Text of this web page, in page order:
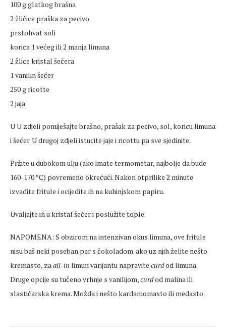
100 g glatkog brašna
2 žličice praška za pecivo
prstohvat soli
korica 1 većeg ili 2 manja limuna
2 žlice kristal šećera
1 vanilin šećer
250 g ricotte
2 jaja
U U zdjeli pomiješajte brašno, prašak za pecivo, sol, koricu limuna
i šećer. U drugoj zdjeli istucite jaje i ricottu pa sve sjedinite.
Pržite u dubokom ulju (ako imate termometar, najbolje da bude
160-170 °C) povremeno okrećući. Nakon otprilike 2 minute
izvadite fritule i ocijedite ih na kuhinjskom papiru.
Uvaljajte ih u kristal šećer i poslužite tople.
NAPOMENA: S obzirom na intenzivan okus limuna, ove fritule
nisu baš neki poseban par s čokoladom. ako uz njih želite nešto
kremasto, zaall-in limun varijantu napravite curdod limuna.
Druge opcije su tučeno vrhnje s vanilijom,curdod malina ili
slastičarska krema. Možda i nešto kardamomasto ili medasto.